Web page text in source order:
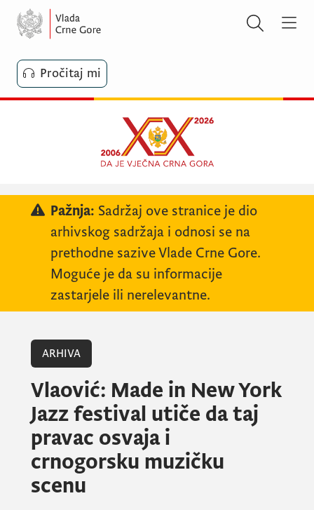
Pročitaj mi
Pažnja: Sadržaj ove stranice je dio
arhivskog sadržaja i odnosi se na
prethodne sazive Vlade Crne Gore.
Moguće je da su informacije
zastarjele ili nerelevantne.
ARHIVA
Vlaović: Made in New York
Jazz festival utiče da taj
pravac osvaja i
crnogorsku muzičku
scenu